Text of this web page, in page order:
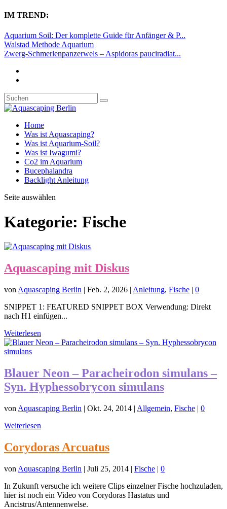
IM TREND:
Aquarium Soil: Der komplette Guide für Anfänger & P...
Walstad Methode Aquarium
Zwerg-Schmerlenpanzerwels – Aspidoras pauciradiat...
Home
Was ist Aquascaping?
Was ist Aquarium-Soil?
Was ist Iwagumi?
Co2 im Aquarium
Bucephalandra
Backlight Anleitung
Seite auswählen
Kategorie: Fische
Aquascaping mit Diskus
von Aquascaping Berlin | Feb. 2, 2026 | Anleitung, Fische | 0
SNIPPET 1: FEATURED SNIPPET BOX Verwendung: Direkt
nach H1 einfügen...
Weiterlesen
Blauer Neon – Paracheirodon simulans –
Syn. Hyphessobrycon simulans
von Aquascaping Berlin | Okt. 24, 2014 | Allgemein, Fische | 0
Weiterlesen
Corydoras Arcuatus
von Aquascaping Berlin | Juli 25, 2014 | Fische | 0
In Zukunft versuche ich weitere Clips einzelner Fische hochzuladen,
hier ist noch ein Video von Corydoras Hastatus und
Ancistrus/Antennenwelse.